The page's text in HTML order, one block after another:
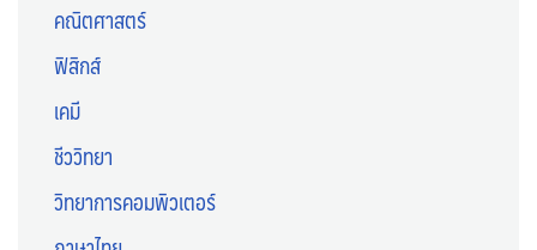
คณิตศาสตร์
ฟิสิกส์
เคมี
ชีววิทยา
วิทยาการคอมพิวเตอร์